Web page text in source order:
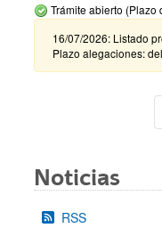
Trámite abierto
16/07/2026: Listado
Plazo alegaciones:
Noticias
RSS